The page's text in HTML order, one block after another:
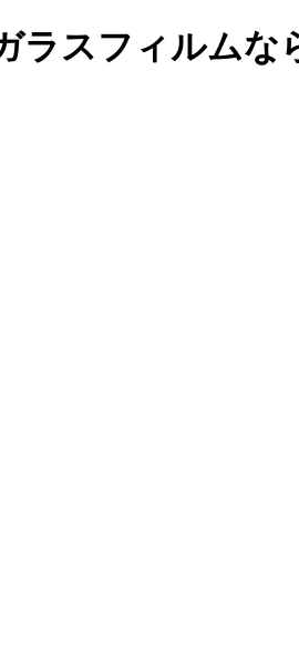
ラスフィルム